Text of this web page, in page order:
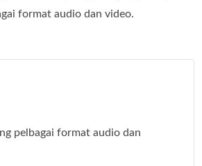
format audio dan video.
pelbagai format audio dan